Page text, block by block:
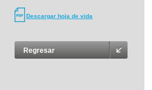
Descargar hoja de vida
Regresar